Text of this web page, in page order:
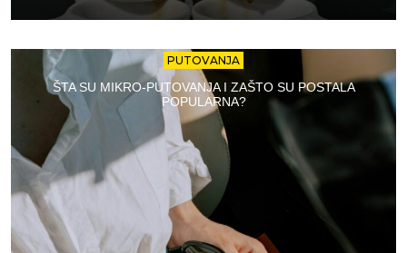
PUTOVANJA
ŠTA SU MIKRO-PUTOVANJA I ZAŠTO SU POSTALA
POPULARNA?